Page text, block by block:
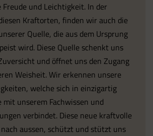
Freude und Leichtigkeit. In der
Kraftorten, finden wir auch die
Quelle, die aus dem Ursprung
wird. Diese Quelle schenkt uns
und öffnet uns den Zugang
Weisheit. Wir erkennen unsere
welche sich in einzigartig
unserem Fachwissen und
verbindet. Diese neue kraftvolle
aussen, schützt und stützt uns